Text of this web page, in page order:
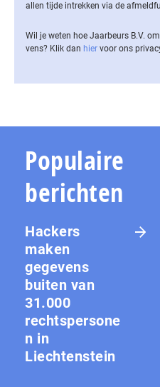
allen tijde intrekken via de
Wil je weten hoe Jaarbeurs B.V.
vens? Klik dan hier voor ons
Populaire
berichten
Hackers
maken
gegevens
buiten van
31.000
rechtspersone
n in
Liechtenstein